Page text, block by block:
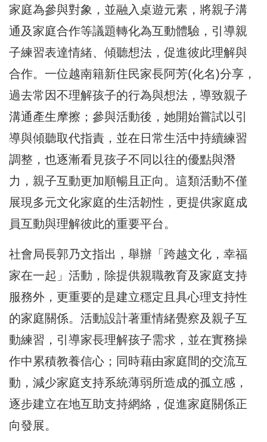
家庭為參與對象，並融入桌遊元素，將親子溝
通及家庭合作等議題轉化為互動體驗，引導親
子練習表達情緒、傾聽想法，促進彼此理解與
合作。一位越南籍新住民家長阿芳(化名)分享，
過去常因不理解孩子的行為與想法，導致親子
溝通產生摩擦；參與活動後，她開始嘗試以引
導與傾聽取代指責，並在日常生活中持續練習
調整，也逐漸看見孩子不同以往的優點與潛
力，親子互動更加順暢且正向。這類活動不僅
展現多元文化家庭的生活韌性，更提供家庭成
員互動與理解彼此的重要平台。
社會局長郭乃文指出，舉辦「跨越文化，幸福
家在一起」活動，除提供親職教育及家庭支持
服務外，更重要的是建立穩定且具心理支持性
的家庭關係。活動設計著重情緒覺察及親子互
動練習，引導家長理解孩子需求，並在實務操
作中累積教養信心；同時藉由家庭間的交流互
動，減少家庭支持系統薄弱所造成的孤立感，
逐步建立在地互助支持網絡，促進家庭關係正
向發展。